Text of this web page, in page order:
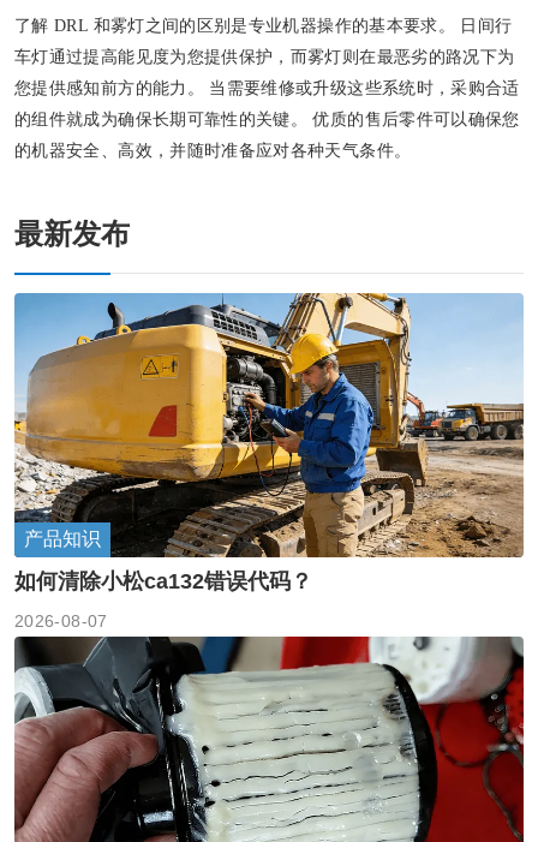
了解 DRL 和雾灯之间的区别是专业机器操作的基本要求。 日间行
车灯通过提高能见度为您提供保护，而雾灯则在最恶劣的路况下为
您提供感知前方的能力。 当需要维修或升级这些系统时，采购合适
的组件就成为确保长期可靠性的关键。 优质的售后零件可以确保您
的机器安全、高效，并随时准备应对各种天气条件。
最新发布
产品知识
如何清除小松ca132错误代码？
2026-08-07